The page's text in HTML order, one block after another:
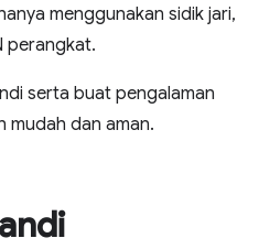
menggunakan sidik jari,
perangkat.
serta buat pengalaman
mudah dan aman.